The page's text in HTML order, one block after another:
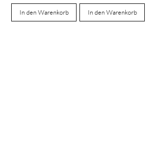
In den Warenkorb In den Warenkorb